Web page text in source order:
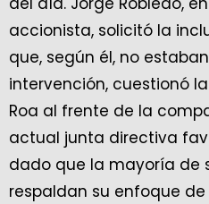
accionista, solicitó la
que, según él, no
intervención, cuestionó
Roa al frente de la
actual junta directiva
dado que la mayoría de
respaldan su enfoque